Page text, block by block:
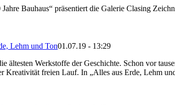
Bauhaus“ präsentiert die Galerie Clasing
Lehm und Ton01.07.19 - 13:29
ältesten Werkstoffe der Geschichte. Schon vor
Kreativität freien Lauf. In „Alles aus Erde, Lehm